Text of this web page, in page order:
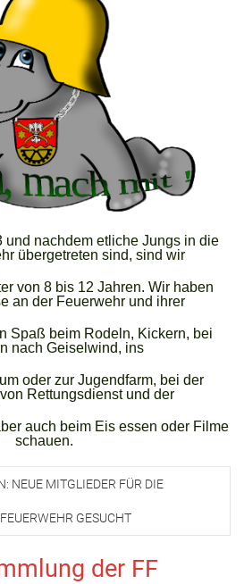
und nachdem etliche Jungs in die
übergetreten sind, sind wir
von 8 bis 12 Jahren. Wir haben
an der Feuerwehr und ihrer
Spaß beim Rodeln, Kickern, bei
nach Geiselwind, ins
oder zur Jugendfarm, bei der
Rettungsdienst und der
auch beim Eis essen oder Filme
schauen.
NEUE MITGLIEDER FÜR DIE
GESUCHT
der FF